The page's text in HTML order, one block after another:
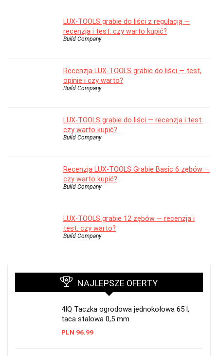
LUX-TOOLS grabie do liści z regulacją —
recenzja i test: czy warto kupić?
Build Company
Recenzja LUX-TOOLS grabie do liści — test,
opinie i czy warto?
Build Company
LUX-TOOLS grabie do liści — recenzja i test:
czy warto kupić?
Build Company
Recenzja LUX-TOOLS Grabie Basic 6 zębów —
czy warto kupić?
Build Company
LUX-TOOLS grabie 12 zębów — recenzja i
test: czy warto?
Build Company
NAJLEPSZE OFERTY
4IQ Taczka ogrodowa jednokołowa 65 l,
taca stalowa 0,5 mm
PLN 96.99